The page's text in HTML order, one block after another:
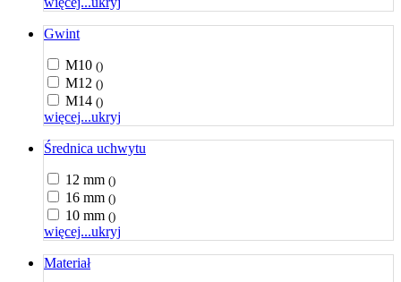
Gwint
M10 ()
M12 ()
M14 ()
więcej...ukryj
Średnica uchwytu
12 mm ()
16 mm ()
10 mm ()
więcej...ukryj
Materiał